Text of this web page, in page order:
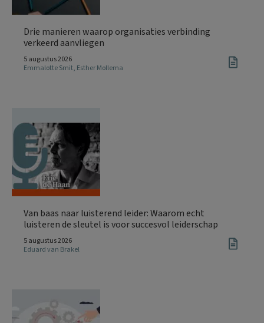
Drie manieren waarop organisaties verbinding
verkeerd aanvliegen
5 augustus 2026
Emmalotte Smit, Esther Mollema
Van baas naar luisterend leider: Waarom echt
luisteren de sleutel is voor succesvol leiderschap
5 augustus 2026
Eduard van Brakel